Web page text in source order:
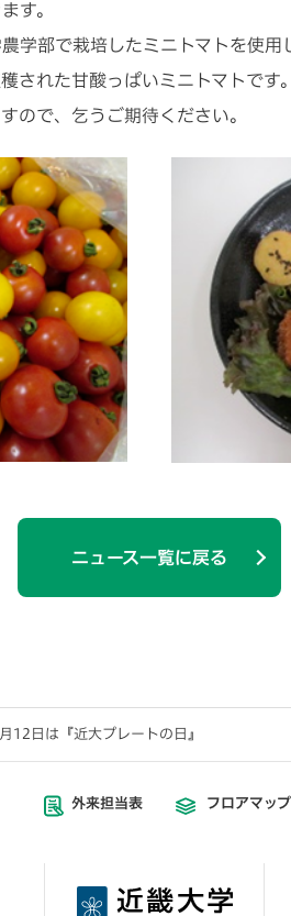
す。
学部で栽培したミニトマトを使用
された甘酸っぱいミニトマトです。
ので、乞うご期待ください。
ニュース一覧に戻る
12日は『近大プレートの日』
外来担当表 フロアマップ